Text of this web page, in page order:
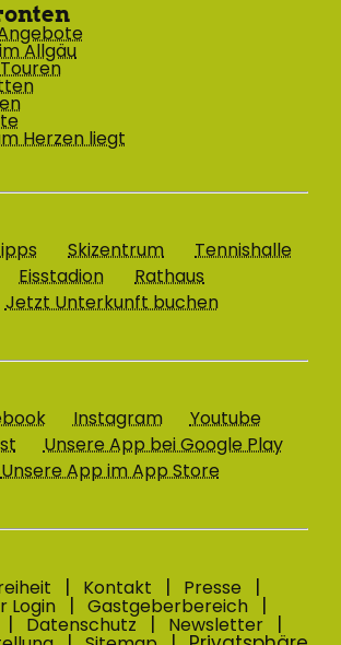
Allgäu
Herzen liegt
Skizentrum
Tennishalle
Eisstadion
Rathaus
Jetzt Unterkunft buchen
Instagram
Youtube
Unsere App bei Google Play
Unsere App im App Store
Kontakt Presse
Login Gastgeberbereich
Datenschutz Newsletter